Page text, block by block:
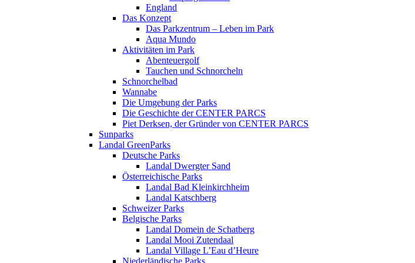
England
Das Konzept
Das Parkzentrum – Leben im Park
Aqua Mundo
Aktivitäten im Park
Abenteuergolf
Tauchen und Schnorcheln
Schnorchelbad
Wannabe
Die Umgebung der Parks
Die Geschichte der CENTER PARCS
Piet Derksen, der Gründer von CENTER PARCS
Sunparks
Landal GreenParks
Deutsche Parks
Landal Dwergter Sand
Österreichische Parks
Landal Bad Kleinkirchheim
Landal Katschberg
Schweizer Parks
Belgische Parks
Landal Domein de Schatberg
Landal Mooi Zutendaal
Landal Village L’Eau d’Heure
Niederländische Parks